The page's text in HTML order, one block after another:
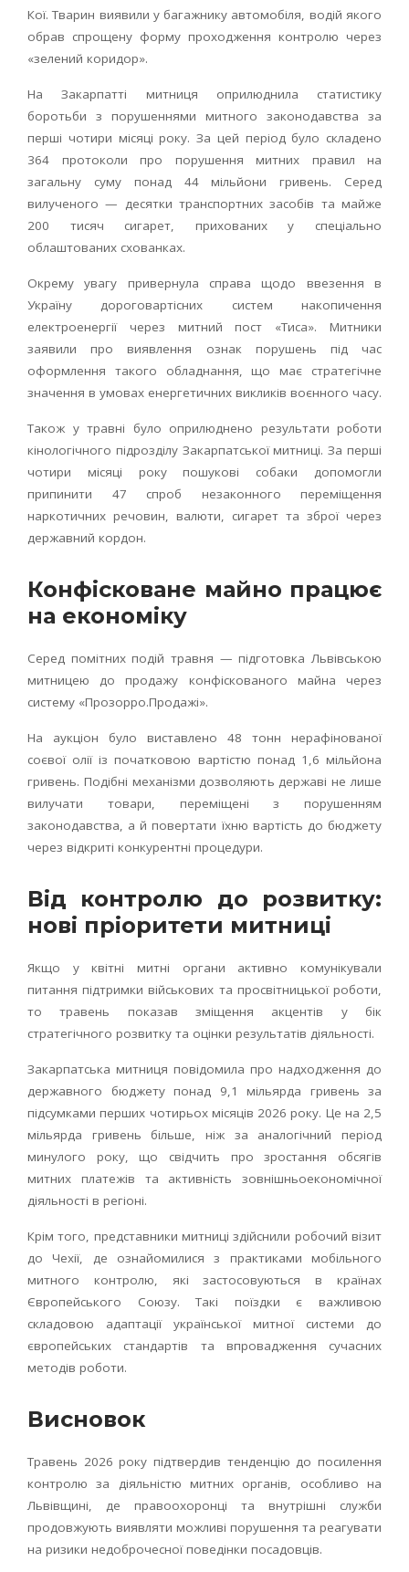
Кої. Тварин виявили у багажнику автомобіля, водій якого
обрав спрощену форму проходження контролю через
«зелений коридор».
На Закарпатті митниця оприлюднила статистику
боротьби з порушеннями митного законодавства за
перші чотири місяці року. За цей період було складено
364 протоколи про порушення митних правил на
загальну суму понад 44 мільйони гривень. Серед
вилученого — десятки транспортних засобів та майже
200 тисяч сигарет, прихованих у спеціально
облаштованих схованках.
Окрему увагу привернула справа щодо ввезення в
Україну дороговартісних систем накопичення
електроенергії через митний пост «Тиса». Митники
заявили про виявлення ознак порушень під час
оформлення такого обладнання, що має стратегічне
значення в умовах енергетичних викликів воєнного часу.
Також у травні було оприлюднено результати роботи
кінологічного підрозділу Закарпатської митниці. За перші
чотири місяці року пошукові собаки допомогли
припинити 47 спроб незаконного переміщення
наркотичних речовин, валюти, сигарет та зброї через
державний кордон.
Конфісковане майно працює
на економіку
Серед помітних подій травня — підготовка Львівською
митницею до продажу конфіскованого майна через
систему «Прозорро.Продажі».
На аукціон було виставлено 48 тонн нерафінованої
соєвої олії із початковою вартістю понад 1,6 мільйона
гривень. Подібні механізми дозволяють державі не лише
вилучати товари, переміщені з порушенням
законодавства, а й повертати їхню вартість до бюджету
через відкриті конкурентні процедури.
Від контролю до розвитку:
нові пріоритети митниці
Якщо у квітні митні органи активно комунікували
питання підтримки військових та просвітницької роботи,
то травень показав зміщення акцентів у бік
стратегічного розвитку та оцінки результатів діяльності.
Закарпатська митниця повідомила про надходження до
державного бюджету понад 9,1 мільярда гривень за
підсумками перших чотирьох місяців 2026 року. Це на 2,5
мільярда гривень більше, ніж за аналогічний період
минулого року, що свідчить про зростання обсягів
митних платежів та активність зовнішньоекономічної
діяльності в регіоні.
Крім того, представники митниці здійснили робочий візит
до Чехії, де ознайомилися з практиками мобільного
митного контролю, які застосовуються в країнах
Європейського Союзу. Такі поїздки є важливою
складовою адаптації української митної системи до
європейських стандартів та впровадження сучасних
методів роботи.
Висновок
Травень 2026 року підтвердив тенденцію до посилення
контролю за діяльністю митних органів, особливо на
Львівщині, де правоохоронці та внутрішні служби
продовжують виявляти можливі порушення та реагувати
на ризики недоброчесної поведінки посадовців.